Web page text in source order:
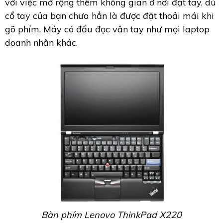
cổ tay của bạn chưa hẳn là được đặt thoải mái khi
gõ phím. Máy có đầu đọc vân tay như mọi laptop
doanh nhân khác.
Bàn phím Lenovo ThinkPad X220